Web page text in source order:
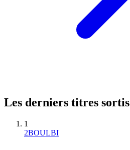
Les derniers titres sortis
1
2BOULBI